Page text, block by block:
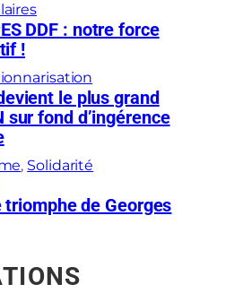
DDF : notre force
!
le plus grand
sur fond d’ingérence
, Solidarité
triomphe de Georges